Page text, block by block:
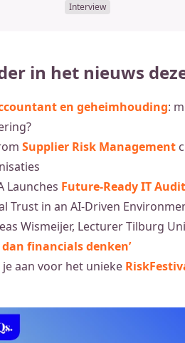
Interview
in het nieuws
en geheimhouding:
Supplier Risk Management
Launches Future‑Ready IT
Trust in an AI‑Driven
Wismeijer, Lecturer Tilburg
financials denken’
je aan voor het unieke